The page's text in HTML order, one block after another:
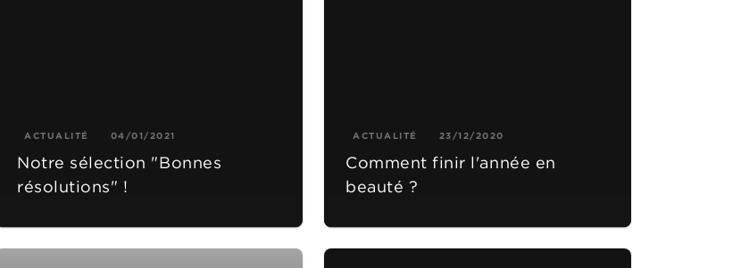
ACTUALITÉ 04/01/2021
Notre sélection "Bonnes
résolutions" !
ACTUALITÉ 23/12/2020
Comment finir l'année en
beauté ?